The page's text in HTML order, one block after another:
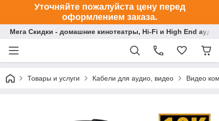
Уточняйте пожалуйста цену перед
оформлением заказа.
Мега Скидки - домашние кинотеатры, Hi-Fi и High End
Товары и услуги Кабели для аудио, видео Видео